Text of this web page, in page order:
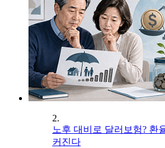
2.
노후 대비로 달러보험? 환
커진다